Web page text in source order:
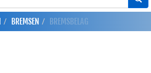
BREMSEN BREMSBELAG